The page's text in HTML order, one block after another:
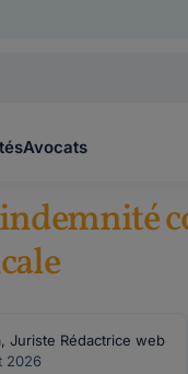
Avocats
, Juriste Rédactrice web
2026